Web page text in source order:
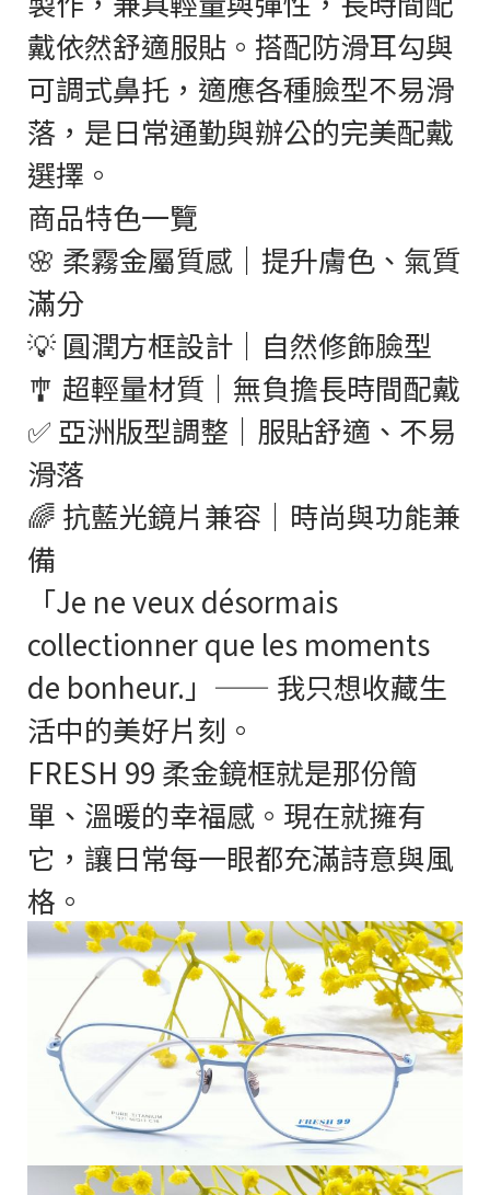
戴依然舒適服貼。搭配防滑耳勾與
可調式鼻托，適應各種臉型不易滑
落，是日常通勤與辦公的完美配戴
選擇。
商品特色一覽
🌸 柔霧金屬質感｜提升膚色、氣質
滿分
💡 圓潤方框設計｜自然修飾臉型
🎐 超輕量材質｜無負擔長時間配戴
✅ 亞洲版型調整｜服貼舒適、不易
滑落
🌈 抗藍光鏡片兼容｜時尚與功能兼
備
「Je ne veux désormais
collectionner que les moments
de bonheur.」—— 我只想收藏生
活中的美好片刻。
FRESH 99 柔金鏡框就是那份簡
單、溫暖的幸福感。現在就擁有
它，讓日常每一眼都充滿詩意與風
格。